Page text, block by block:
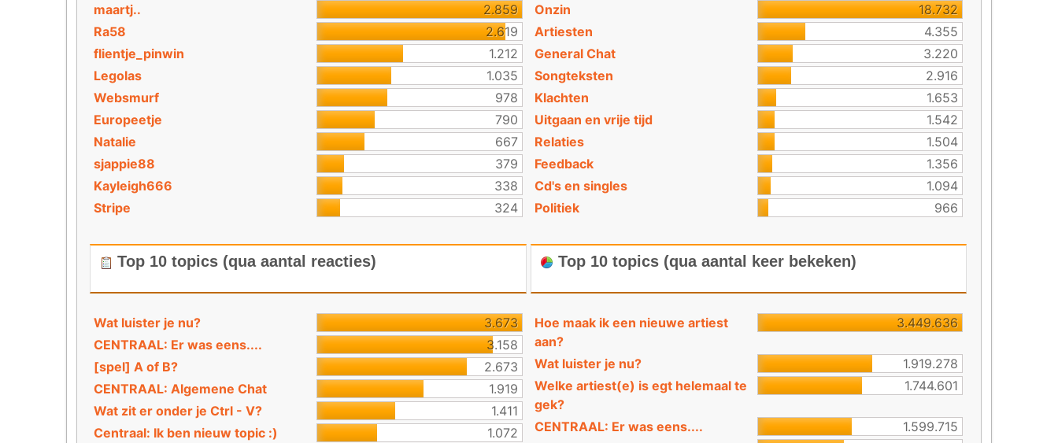
maartj..
2.859
Ra58
2.619
flientje_pinwin
1.212
Legolas
1.035
Websmurf
978
Europeetje
790
Natalie
667
sjappie88
379
Kayleigh666
338
Stripe
324
Onzin
18.732
Artiesten
4.355
General Chat
3.220
Songteksten
2.916
Klachten
1.653
Uitgaan en vrije tijd
1.542
Relaties
1.504
Feedback
1.356
Cd's en singles
1.094
Politiek
966
Top 10 topics (qua aantal reacties)
Wat luister je nu?
3.673
CENTRAAL: Er was eens....
3.158
[spel] A of B?
2.673
CENTRAAL: Algemene Chat
1.919
Wat zit er onder je Ctrl - V?
1.411
Centraal: Ik ben nieuw topic :)
1.072
Top 10 topics (qua aantal keer bekeken)
Hoe maak ik een nieuwe artiest
aan?
3.449.636
Wat luister je nu?
1.919.278
Welke artiest(e) is egt helemaal te
gek?
1.744.601
CENTRAAL: Er was eens....
1.599.715